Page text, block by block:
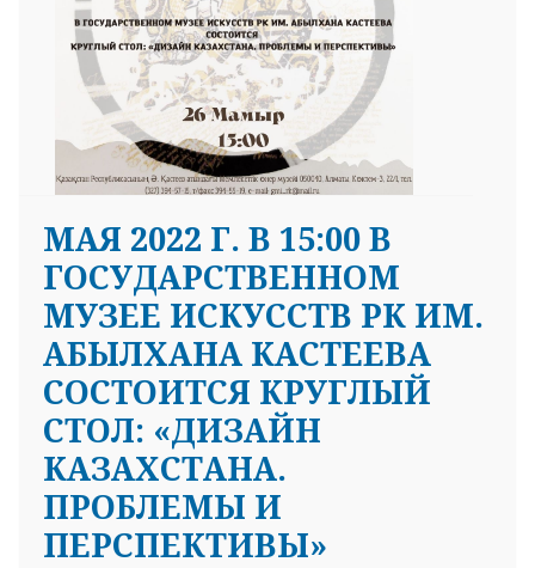
МАЯ 2022 Г. В 15:00 В
ГОСУДАРСТВЕННОМ
МУЗЕЕ ИСКУССТВ РК ИМ.
АБЫЛХАНА КАСТЕЕВА
СОСТОИТСЯ КРУГЛЫЙ
СТОЛ: «ДИЗАЙН
КАЗАХСТАНА.
ПРОБЛЕМЫ И
ПЕРСПЕКТИВЫ»